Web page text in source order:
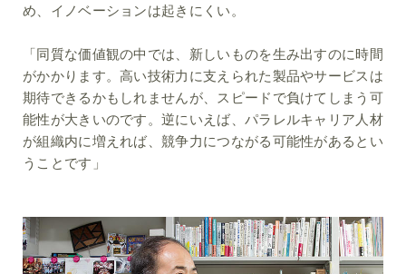
め、イノベーションは起きにくい。
「同質な価値観の中では、新しいものを生み出すのに時間
がかかります。高い技術力に支えられた製品やサービスは
期待できるかもしれませんが、スピードで負けてしまう可
能性が大きいのです。逆にいえば、パラレルキャリア人材
が組織内に増えれば、競争力につながる可能性があるとい
うことです」